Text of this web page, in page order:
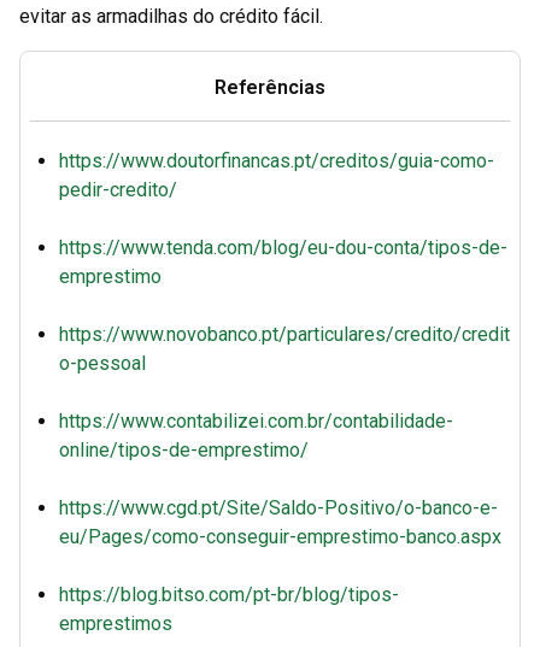
evitar as armadilhas do crédito fácil.
Referências
https://www.doutorfinancas.pt/creditos/guia-como-
pedir-credito/
https://www.tenda.com/blog/eu-dou-conta/tipos-de-
emprestimo
https://www.novobanco.pt/particulares/credito/credit
o-pessoal
https://www.contabilizei.com.br/contabilidade-
online/tipos-de-emprestimo/
https://www.cgd.pt/Site/Saldo-Positivo/o-banco-e-
eu/Pages/como-conseguir-emprestimo-banco.aspx
https://blog.bitso.com/pt-br/blog/tipos-
emprestimos